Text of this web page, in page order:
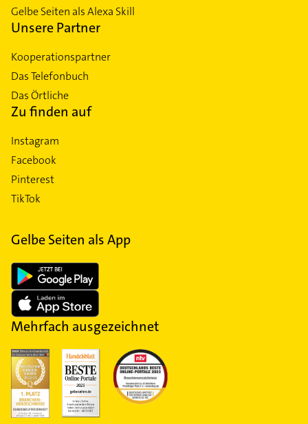
Gelbe Seiten als Alexa Skill
Unsere Partner
Kooperationspartner
Das Telefonbuch
Das Örtliche
Zu finden auf
Instagram
Facebook
Pinterest
TikTok
Gelbe Seiten als App
Mehrfach ausgezeichnet